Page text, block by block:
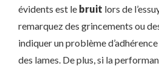
évidents est le bruit lors de
remarquez des grincements ou
indiquer un problème
des lames. De plus, si la